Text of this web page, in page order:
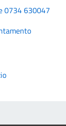
0734 630047